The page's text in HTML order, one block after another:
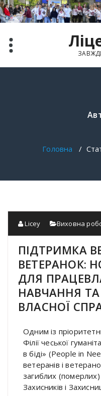
Головна /
Licey Виховна
ПІДТРИМКА
ВЕТЕРАНОК:
ДЛЯ
НАВЧАННЯ
ВЛАСНОЇ
Одним із
Філії чеської
в біді» (People in
ветеранів і
загиблих (померлих)
Захисників і